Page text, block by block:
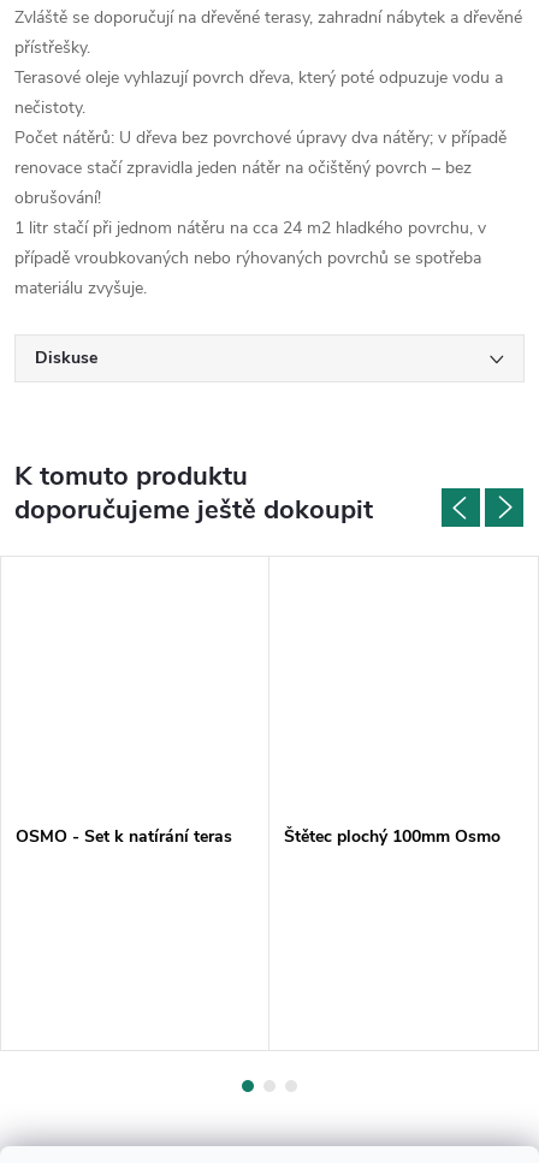
Zvláště se doporučují na dřevěné terasy, zahradní nábytek a dřevěné
přístřešky.
Terasové oleje vyhlazují povrch dřeva, který poté odpuzuje vodu a
nečistoty.
Počet nátěrů: U dřeva bez povrchové úpravy dva nátěry; v případě
renovace stačí zpravidla jeden nátěr na očištěný povrch – bez
obrušování!
1 litr stačí při jednom nátěru na cca 24 m2 hladkého povrchu, v
případě vroubkovaných nebo rýhovaných povrchů se spotřeba
materiálu zvyšuje.
Diskuse
K tomuto produktu
doporučujeme ještě dokoupit
OSMO - Set k natírání teras Štětec plochý 100mm Osmo